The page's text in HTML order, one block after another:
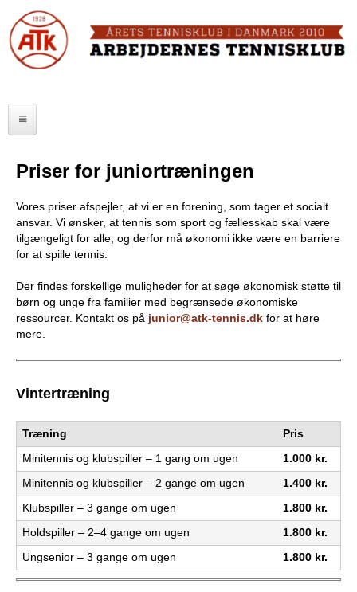
to
main
b
d
e
T
e
n
FORSIDE
ATK HALLEN
SENIOR
JUNIOR
MOTIONISTER
TURNERINGER
RANGLISTER
Priser for juniortræningen
Vores priser afspejler, at vi er en forening, som tager et socialt
ansvar. Vi ønsker, at tennis som sport og fællesskab skal være
tilgængeligt for alle, og derfor må økonomi ikke være en barriere
for at spille tennis.
Der findes forskellige muligheder for at søge økonomisk støtte til
børn og unge fra familier med begrænsede økonomiske
ressourcer. Kontakt os på junior@atk-tennis.dk for at høre
mere.
Vintertræning
Træning Pris
Minitennis og klubspiller – 1 gang om ugen 1.000 kr.
Minitennis og klubspiller – 2 gange om ugen 1.400 kr.
Klubspiller – 3 gange om ugen 1.800 kr.
Holdspiller – 2–4 gange om ugen 1.800 kr.
Ungsenior – 3 gange om ugen 1.800 kr.